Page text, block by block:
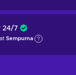
24/7
Sempurna